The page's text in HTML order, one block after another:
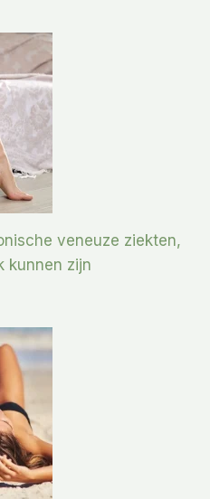
veneuze ziekten,
kunnen zijn